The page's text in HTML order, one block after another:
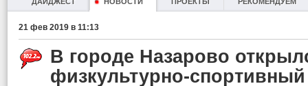
21 фев 2019 в 11:13
В городе Назарово
физкультурно-